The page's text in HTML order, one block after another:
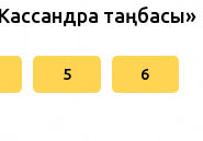
таңбасы»
5 6